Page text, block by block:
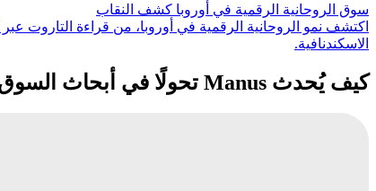
سوق الروحانية الرقمية في أوروبا كشف النقاب
اكتشف نمو الروحانية الرقمية في أوروبا، من قراءة التاروت
الاسكندنافية.
كيف يُحدث Manus تحولًا في أبحاث السوق